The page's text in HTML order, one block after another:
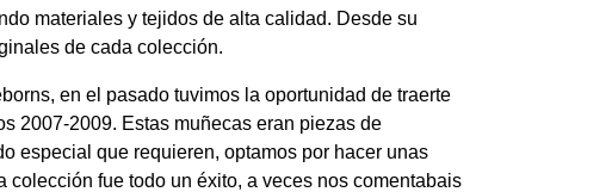
materiales y tejidos de alta calidad. Desde su
de cada colección.
en el pasado tuvimos la oportunidad de traerte
2007-2009. Estas muñecas eran piezas de
especial que requieren, optamos por hacer unas
fue todo un éxito, a veces nos comentabais